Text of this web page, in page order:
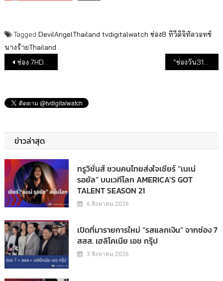
Tagged DevilAngelThailand tvdigitalwatch ช่อง8 ทีวีดิจิทัลวอทช์
นางร้ายThailand
แนะแนวเรื่อง
ช่อง 7HD เสิร์ฟความมันลงจอ “เสาร์ 5” และ “สารวัตรใหญ่” กลับมาสร้างความประทับใจอีกครั้ง “ช่องวัน31” เสิร์ฟความเอ็กซ์คลูซีฟ เฟิร์ส พรีวิว “VIP รักซ่อนชู้”
ข่าวล่าสุด
ทรูวิชั่นส์ ชวนคนไทยส่งใจเชียร์ “เนเน่
รอยัล” บนเวทีโลก AMERICA’S GOT
TALENT SEASON 21
6 สิงหาคม 2026
เปิดที่มารายการใหม่ “รสแลกเงิน” จากช่อง 7
สสส. เฮลิโคเนีย เอช กรุ๊ป
3 สิงหาคม 2026